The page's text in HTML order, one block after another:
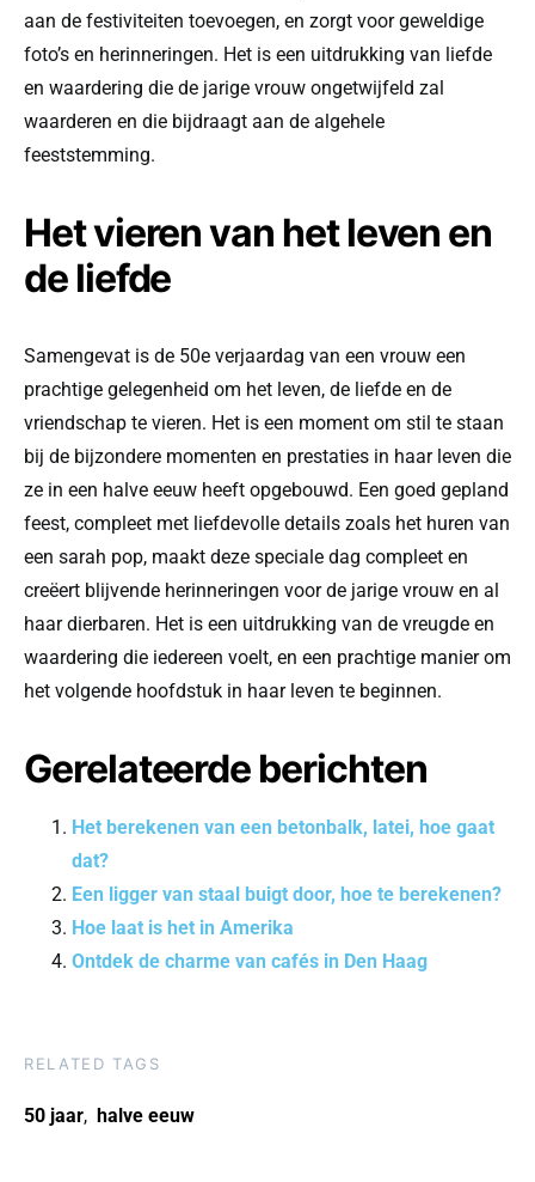
aan de festiviteiten toevoegen, en zorgt voor geweldige
foto’s en herinneringen. Het is een uitdrukking van liefde
en waardering die de jarige vrouw ongetwijfeld zal
waarderen en die bijdraagt aan de algehele
feeststemming.
Het vieren van het leven en
de liefde
Samengevat is de 50e verjaardag van een vrouw een
prachtige gelegenheid om het leven, de liefde en de
vriendschap te vieren. Het is een moment om stil te staan
bij de bijzondere momenten en prestaties in haar leven die
ze in een halve eeuw heeft opgebouwd. Een goed gepland
feest, compleet met liefdevolle details zoals het huren van
een sarah pop, maakt deze speciale dag compleet en
creëert blijvende herinneringen voor de jarige vrouw en al
haar dierbaren. Het is een uitdrukking van de vreugde en
waardering die iedereen voelt, en een prachtige manier om
het volgende hoofdstuk in haar leven te beginnen.
Gerelateerde berichten
Het berekenen van een betonbalk, latei, hoe gaat
dat?
Een ligger van staal buigt door, hoe te berekenen?
Hoe laat is het in Amerika
Ontdek de charme van cafés in Den Haag
RELATED TAGS
50 jaar, halve eeuw